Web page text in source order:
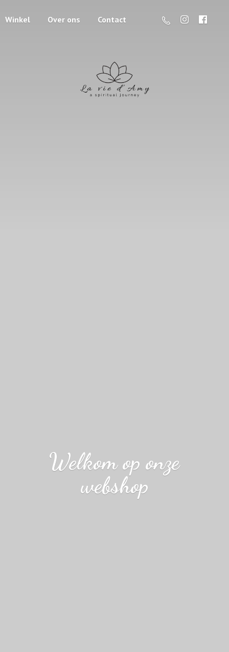
Winkel Over ons Contact
Welkom oponze
webshop